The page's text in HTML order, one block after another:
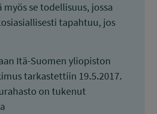
se todellisuus, jossa
tapahtuu, jos
Itä-Suomen yliopiston
tarkastettiin 19.5.2017.
on tukenut